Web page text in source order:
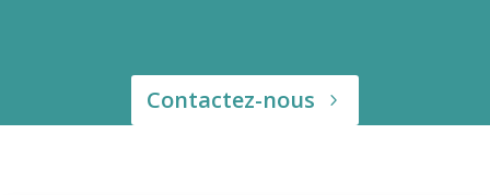
Contactez-nous